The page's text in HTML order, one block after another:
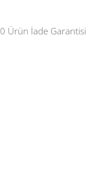
Ürün İade Garantisi